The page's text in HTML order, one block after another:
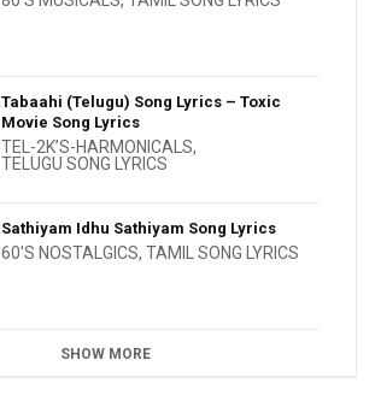
Tabaahi (Telugu) Song Lyrics – Toxic
Movie Song Lyrics
TEL-2K’S-HARMONICALS,
TELUGU SONG LYRICS
Sathiyam Idhu Sathiyam Song Lyrics
60'S NOSTALGICS, TAMIL SONG LYRICS
SHOW MORE